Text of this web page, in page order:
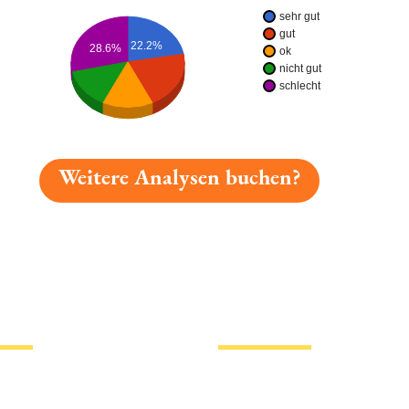
sehr gut
gut
ok
nicht gut
schlecht
22.2%
28.6%
Weitere Analysen buchen?